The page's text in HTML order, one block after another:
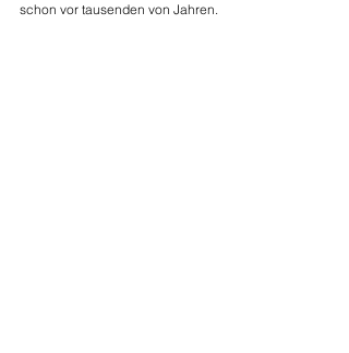
schon vor tausenden von Jahren.